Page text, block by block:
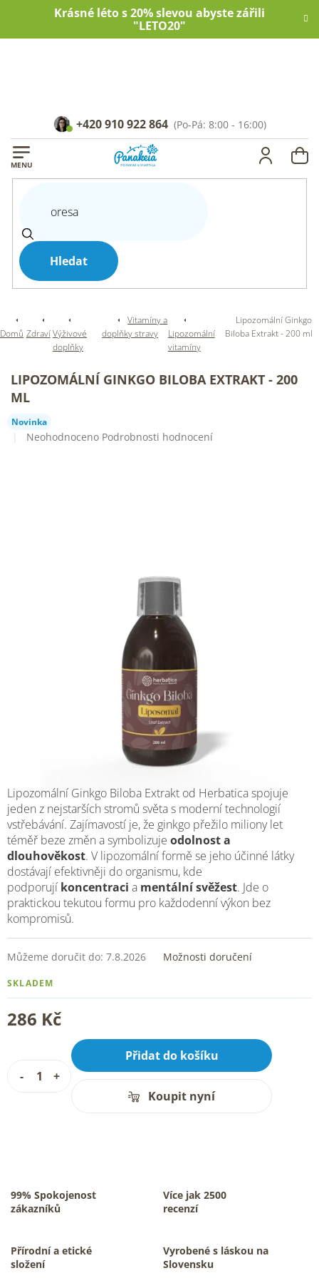
Krásné léto s 20% slevou abyste zářili
"LETO20"
Hledat
+420 910 922 864
Domů ZdravíVýživové
doplňky
Vitamíny a
doplňky stravy
Lipozomální
vitamíny
Lipozomální Ginkgo
Biloba Extrakt - 200 ml
LIPOZOMÁLNÍ GINKGO BILOBA EXTRAKT - 200
ML
Novinka
Průměrné
Neohodnoceno Podrobnosti hodnocení
286 Kč
SKLADEM
Můžeme doručit do: 7.8.2026 Možnosti doručení
Přidat do košíku
Koupit nyní
Lipozomální Ginkgo Biloba Extrakt od Herbatica spojuje
jeden z nejstarších stromů světa s moderní technologií
vstřebávání. Zajímavostí je, že ginkgo přežilo miliony let
téměř beze změn a symbolizuje odolnost a
dlouhověkost. V lipozomální formě se jeho účinné látky
dostávají efektivněji do organismu, kde
podporují koncentraci a mentálnísvěžest. Jde o
praktickou tekutou formu pro každodenní výkon bez
kompromisů.
99% Spokojenost
zákazníků
Více jak 2500
recenzí
Přírodní a etické
složení
Vyrobené s láskou na
Slovensku